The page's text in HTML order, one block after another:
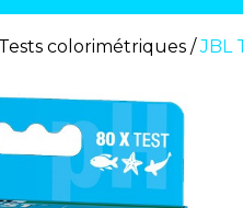
Tests colorimétriques JBL